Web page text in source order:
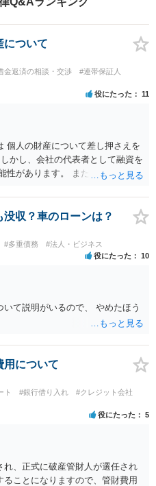
について
金返済の相談・交渉
#連帯保証人
役にたった 11
個人の財産について差し押さえを
かし、会社の代表者として融資を
性があります。 また、返済が厳し
任を免れたいのであれば 連帯保証
ると言える場合のみ 融資を受ける
収？車のローンは？
#多重債務 #法人・ビジネス
役にたった 10
て説明がいるので、 やめたほう
について
ト #銀行借り入れ
#クレジット会社
役にたった 5
、正式に破産管財人が選任され
ことになりますので、管財費用